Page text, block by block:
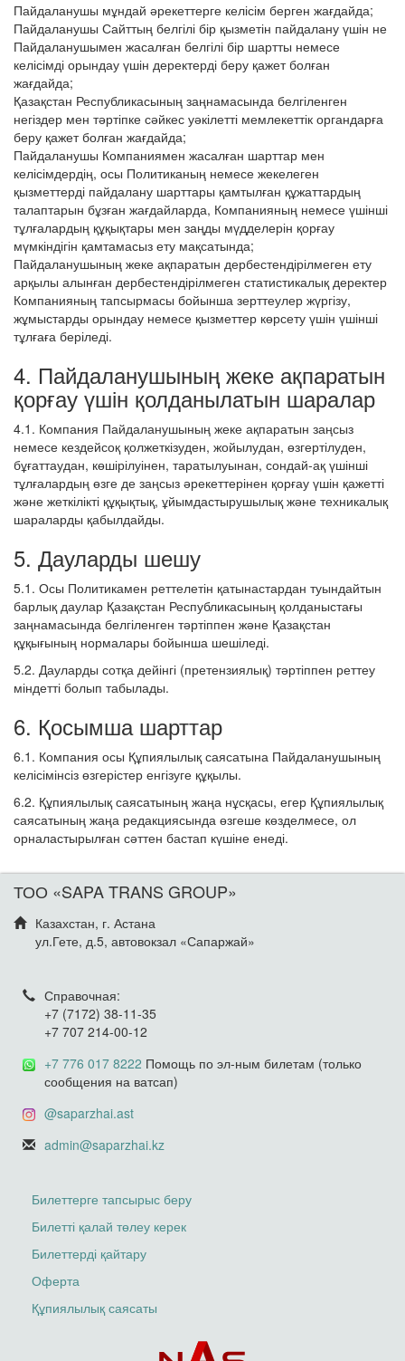
Пайдаланушы мұндай әрекеттерге келісім берген жағдайда;
Пайдаланушы Сайттың белгілі бір қызметін пайдалану үшін не
Пайдаланушымен жасалған белгілі бір шартты немесе
келісімді орындау үшін деректерді беру қажет болған
жағдайда;
Қазақстан Республикасының заңнамасында белгіленген
негіздер мен тәртіпке сәйкес уәкілетті мемлекеттік органдарға
беру қажет болған жағдайда;
Пайдаланушы Компаниямен жасалған шарттар мен
келісімдердің, осы Политиканың немесе жекелеген
қызметтерді пайдалану шарттары қамтылған құжаттардың
талаптарын бұзған жағдайларда, Компанияның немесе үшінші
тұлғалардың құқықтары мен заңды мүдделерін қорғау
мүмкіндігін қамтамасыз ету мақсатында;
Пайдаланушының жеке ақпаратын дербестендірілмеген ету
арқылы алынған дербестендірілмеген статистикалық деректер
Компанияның тапсырмасы бойынша зерттеулер жүргізу,
жұмыстарды орындау немесе қызметтер көрсету үшін үшінші
тұлғаға беріледі.
4. Пайдаланушының жеке ақпаратын
қорғау үшін қолданылатын шаралар
4.1. Компания Пайдаланушының жеке ақпаратын заңсыз
немесе кездейсоқ қолжеткізуден, жойылудан, өзгертілуден,
бұғаттаудан, көшірілуінен, таратылуынан, сондай-ақ үшінші
тұлғалардың өзге де заңсыз әрекеттерінен қорғау үшін қажетті
және жеткілікті құқықтық, ұйымдастырушылық және техникалық
шараларды қабылдайды.
5. Дауларды шешу
5.1. Осы Политикамен реттелетін қатынастардан туындайтын
барлық даулар Қазақстан Республикасының қолданыстағы
заңнамасында белгіленген тәртіппен және Қазақстан
құқығының нормалары бойынша шешіледі.
5.2. Дауларды сотқа дейінгі (претензиялық) тәртіппен реттеу
міндетті болып табылады.
6. Қосымша шарттар
6.1. Компания осы Құпиялылық саясатына Пайдаланушының
келісімінсіз өзгерістер енгізуге құқылы.
6.2. Құпиялылық саясатының жаңа нұсқасы, егер Құпиялылық
саясатының жаңа редакциясында өзгеше көзделмесе, ол
орналастырылған сәттен бастап күшіне енеді.
ТОО «SAPA TRANS GROUP»
Казахстан, г. Астана
ул.Гете, д.5, автовокзал «Сапаржай»
Справочная:
+7 (7172) 38-11-35
+7 707 214-00-12
+7 776 017 8222 Помощь по эл-ным билетам (только
сообщения на ватсап)
@saparzhai.ast
admin@saparzhai.kz
Билеттерге тапсырыс беру
Билетті қалай төлеу керек
Билеттерді қайтару
Оферта
Құпиялылық саясаты